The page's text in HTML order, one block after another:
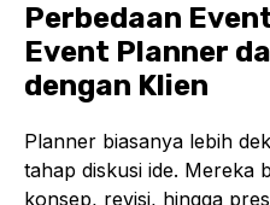
Perbedaan
Event Planner
dengan Klien
Planner biasanya lebih
tahap diskusi ide. Mereka
konsep, revisi, hingga